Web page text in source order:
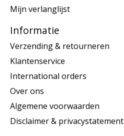
Mijn verlanglijst
Informatie
Verzending & retourneren
Klantenservice
International orders
Over ons
Algemene voorwaarden
Disclaimer & privacystatement